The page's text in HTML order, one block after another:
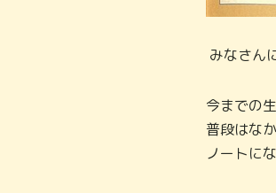
みなさん
今までの
普段はな
ノートに